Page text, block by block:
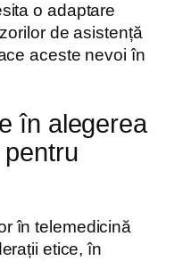
o adaptare
de asistență
aceste nevoi în
în alegerea
în telemedicină
etice, în